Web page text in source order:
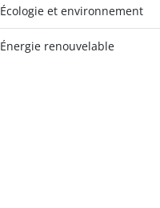
Écologie et environnement
Énergie renouvelable